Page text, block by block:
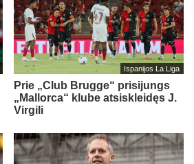
Ispanijos La Liga
Prie „Club Brugge“ prisijungs
„Mallorca“ klube atsiskleidęs J.
Virgili